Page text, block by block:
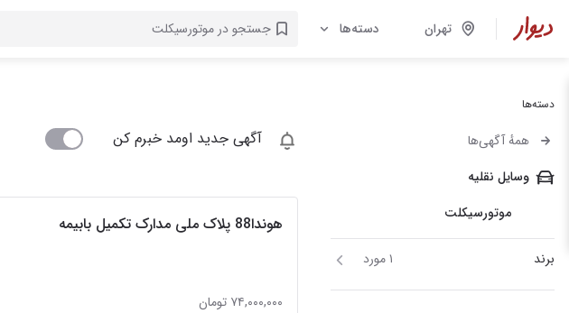
تهران دسته‌ها
دسته‌ها
همهٔ آگهی‌ها
وسایل نقلیه
موتورسیکلت
برند ۱ مورد
آگهی جدید اومد خبرم کن
هوندا88 پلاک ملی مدارک تکمیل بابیمه
۷۴,۰۰۰,۰۰۰ تومان